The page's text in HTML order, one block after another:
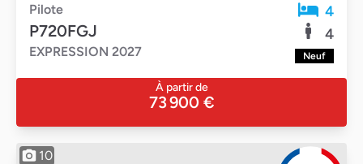
Pilote
P720FGJ
EXPRESSION 2027
4
4
Neuf
À partir de
73 900 €
10